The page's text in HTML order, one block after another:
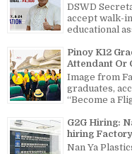
DSWD
accept walk-
educational
Pinoy K12
Attendant Or
Image from
graduates,
“Become a
G2G Hiring:
hiring
Nan Ya